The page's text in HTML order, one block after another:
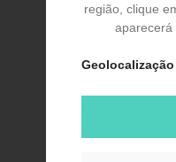
região, clique
aparecerá
Geolocalização